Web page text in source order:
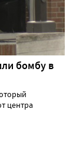
бомбу в
центра